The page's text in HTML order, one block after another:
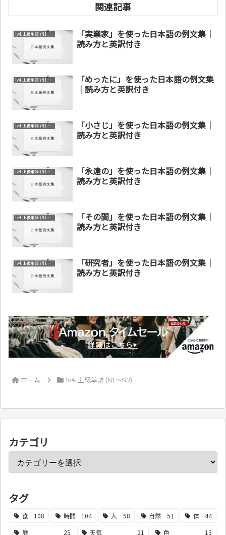
関連記事
lv4. 上級単語 (N1～N2)
「実業家」を使った日本語の例文集｜
読み方と英訳付き
lv4. 上級単語 (N1～N2)
「めったに」を使った日本語の例文集
｜読み方と英訳付き
lv4. 上級単語 (N1～N2)
「小さじ」を使った日本語の例文集｜
読み方と英訳付き
lv4. 上級単語 (N1～N2)
「永遠の」を使った日本語の例文集｜
読み方と英訳付き
lv4. 上級単語 (N1～N2)
「その間」を使った日本語の例文集｜
読み方と英訳付き
lv4. 上級単語 (N1～N2)
「研究者」を使った日本語の例文集｜
読み方と英訳付き
ホーム lv4. 上級単語 (N1～N2)
カテゴリ
タグ
食 108 時間 104 人 58 自然 51 体
44
暦
25 天気 21 色 13